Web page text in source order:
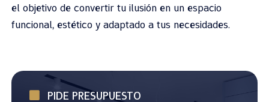
el objetivo de convertir tu ilusión en un espacio
funcional, estético y adaptado a tus necesidades.
PIDE PRESUPUESTO